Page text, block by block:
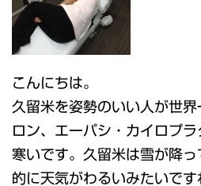
こんにちは。
久留米を姿勢のいい人が世
ロン、エーパシ・カイロプラ
寒いです。久留米は雪が降
的に天気がわるいみたいで